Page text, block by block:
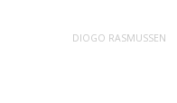
DIOGO RASMUSSEN